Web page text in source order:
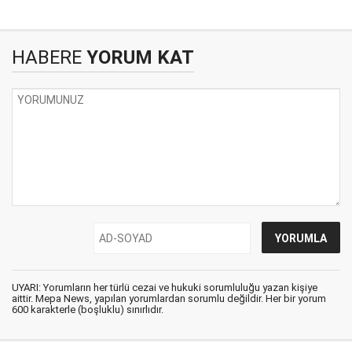
HABERE YORUM KAT
UYARI: Yorumların her türlü cezai ve hukuki sorumluluğu yazan kişiye
aittir. Mepa News, yapılan yorumlardan sorumlu değildir. Her bir yorum
600 karakterle (boşluklu) sınırlıdır.